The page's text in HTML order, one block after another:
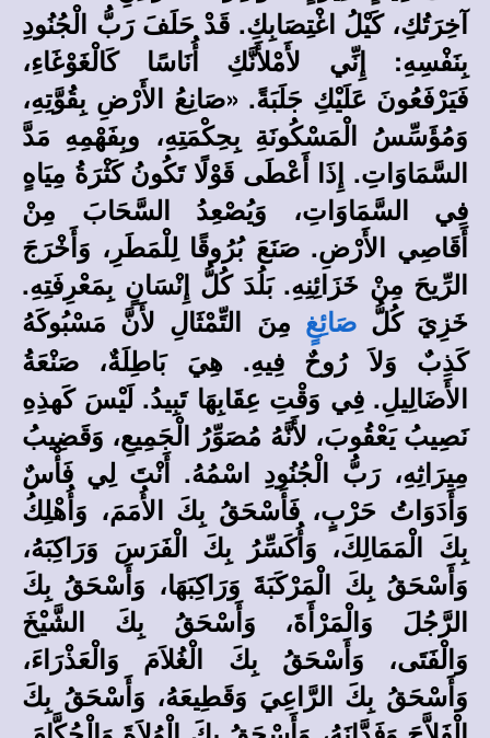
آخِرَتُكِ، كَيْلُ اغْتِصَابِكِ. قَدْ حَلَفَ رَبُّ الْجُنُودِ
بِنَفْسِهِ: إِنِّي لأَمْلأَنَّكِ أُنَاسًا كَالْغَوْغَاءِ،
فَيَرْفَعُونَ عَلَيْكِ جَلَبَةً. «صَانِعُ الأَرْضِ بِقُوَّتِهِ،
وَمُؤَسِّسُ الْمَسْكُونَةِ بِحِكْمَتِهِ، وبِفَهْمِهِ مَدَّ
السَّمَاوَاتِ. إِذَا أَعْطَى قَوْلًا تَكُونُ كَثْرَةُ مِيَاهٍ
فِي السَّمَاوَاتِ، وَيُصْعِدُ السَّحَابَ مِنْ
أَقَاصِي الأَرْضِ. صَنَعَ بُرُوقًا لِلْمَطَرِ، وَأَخْرَجَ
الرِّيحَ مِنْ خَزَائِنِهِ. بَلُدَ كُلُّ إِنْسَانٍ بِمَعْرِفَتِهِ.
خَزِيَ كُلُّصَائِغٍ مِنَ التِّمْثَالِ لأَنَّ مَسْبُوكَهُ
كَذِبٌ وَلاَ رُوحٌ فِيهِ. هِيَ بَاطِلَةٌ، صَنْعَةُ
الأَضَالِيلِ. فِي وَقْتِ عِقَابِهَا تَبِيدُ. لَيْسَ كَهذِهِ
نَصِيبُ يَعْقُوبَ، لأَنَّهُ مُصَوِّرُ الْجَمِيعِ، وَقَضِيبُ
مِيرَاثِهِ، رَبُّ الْجُنُودِ اسْمُهُ. أَنْتَ لِي فَأْسٌ
وَأَدَوَاتُ حَرْبٍ، فَأَسْحَقُ بِكَ الأُمَمَ، وَأُهْلِكُ
بِكَ الْمَمَالِكَ، وَأُكَسِّرُ بِكَ الْفَرَسَ وَرَاكِبَهُ،
وَأَسْحَقُ بِكَ الْمَرْكَبَةَ وَرَاكِبَهَا، وَأَسْحَقُ بِكَ
الرَّجُلَ وَالْمَرْأَةَ، وَأَسْحَقُ بِكَ الشَّيْخَ
وَالْفَتَى، وَأَسْحَقُ بِكَ الْغُلاَمَ وَالْعَذْرَاءَ،
وَأَسْحَقُ بِكَ الرَّاعِيَ وَقَطِيعَهُ، وَأَسْحَقُ بِكَ